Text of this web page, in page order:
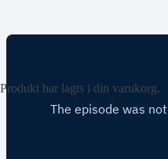
Produkt har lagts i din varukorg.